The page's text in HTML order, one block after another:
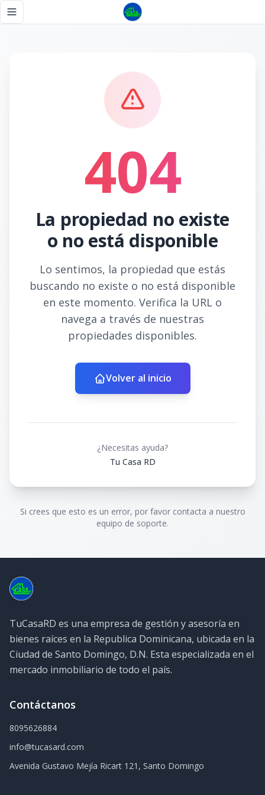
Toggle navigation menu
404
La propiedad no existe
o no está disponible
Lo sentimos, la propiedad que estás
buscando no existe o no está disponible
en este momento. Verifica la URL o
navega a través de nuestras
propiedades disponibles.
Volver al inicio
¿Necesitas ayuda?
Tu Casa RD
Si crees que esto es un error, por favor contacta a nuestro
equipo de soporte.
TuCasaRD es una empresa de gestión y asesoría en
bienes raíces en la Republica Dominicana, ubicada en la
Ciudad de Santo Domingo, D.N. Esta especializada en el
mercado inmobiliario de todo el país.
Contáctanos
8095626884
info@tucasard.com
Avenida Gustavo Mejía Ricart 121, Santo Domingo
Página no encontrada - Tu Casa RD